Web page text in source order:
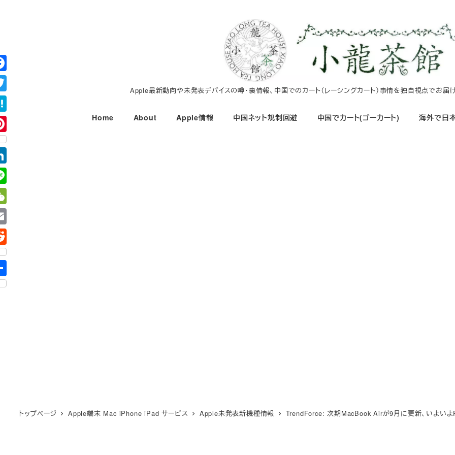
コ
ン
テ
ン
ツ
へ
移
動
Apple最新動向や未発表デバイスの噂・裏情報、中国でのカート（レーシングカート）事情を独自視点でお届
Home About Apple情報 中国ネット規制回避 中国でカート(ゴーカート) 海外で日
トップページ Apple端末 Mac iPhone iPad サービス Apple未発表新機種情報 TrendForce: 次期MacBook Airが9月に更新、いよいよ